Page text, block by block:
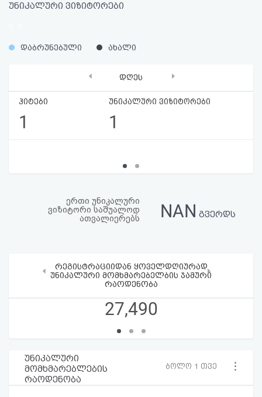
კოდი
შეთანხმება
და
უნიკალური ვიზიტორები
%
% დაბრუნებული ახალი
დღეს
ჰიტები
1
უნიკალური ვიზიტორები
1
‹ ›
ერთი უნიკალური
ვიზიტორი საშუალოდ
ათვალიერებს
NAN გვერდს
რეგისტრაციიდან ყოველდღიურად
უნიკალური მომხმარებელბის ჯამური
რაოდენობა
27,490
‹ ›
უნიკალური
მომხმარებლების
რაოდენობა
ბოლო 1 თვე